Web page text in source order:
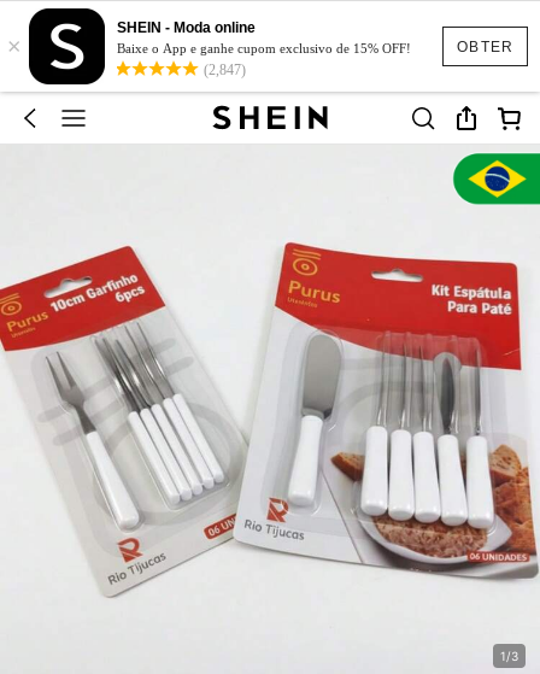
OBTER
×
SHEIN - Moda online
Baixe o App e ganhe cupom exclusivo de 15% OFF!
(2,847)
1/3